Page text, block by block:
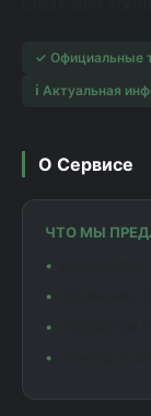
✓ Официальные
ℹ️ Актуальная
О Сервисе
ЧТО МЫ